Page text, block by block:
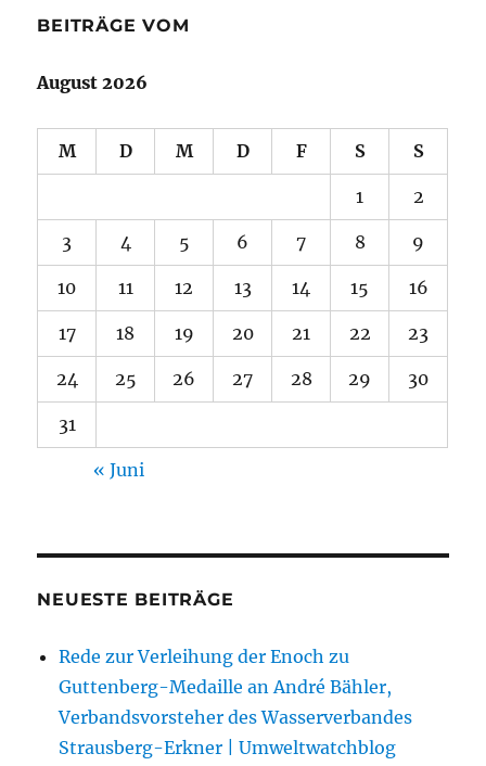
BEITRÄGE VOM
August 2026
M D M D F S S
1 2
3 4 5 6 7 8 9
10 11 12 13 14 15 16
17 18 19 20 21 22 23
24 25 26 27 28 29 30
31
« Juni
NEUESTE BEITRÄGE
Rede zur Verleihung der Enoch zu
Guttenberg-Medaille an André Bähler,
Verbandsvorsteher des Wasserverbandes
Strausberg-Erkner | Umweltwatchblog